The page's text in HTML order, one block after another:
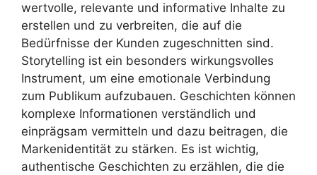
wertvolle, relevante und informative Inhalte zu
erstellen und zu verbreiten, die auf die
Bedürfnisse der Kunden zugeschnitten sind.
Storytelling ist ein besonders wirkungsvolles
Instrument, um eine emotionale Verbindung
zum Publikum aufzubauen. Geschichten können
komplexe Informationen verständlich und
einprägsam vermitteln und dazu beitragen, die
Markenidentität zu stärken. Es ist wichtig,
authentische Geschichten zu erzählen, die die